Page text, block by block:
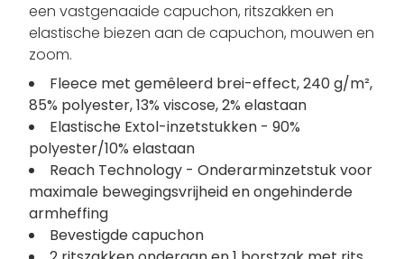
een vastgenaaide capuchon, ritszakken en
elastische biezen aan de capuchon, mouwen en
zoom.
Fleece met gemêleerd brei-effect, 240 g/m²,
85% polyester, 13% viscose, 2% elastaan
Elastische Extol-inzetstukken - 90%
polyester/10% elastaan
Reach Technology - Onderarminzetstuk voor
maximale bewegingsvrijheid en ongehinderde
armheffing
Bevestigde capuchon